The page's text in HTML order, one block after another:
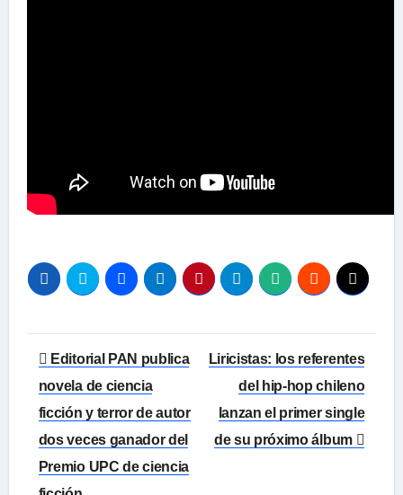
Navegación
de
entradas
Editorial PAN publica
novela de ciencia
ficción y terror de autor
dos veces ganador del
Premio UPC de ciencia
Liricistas: los referentes
del hip-hop chileno
lanzan el primer single
de su próximo álbum